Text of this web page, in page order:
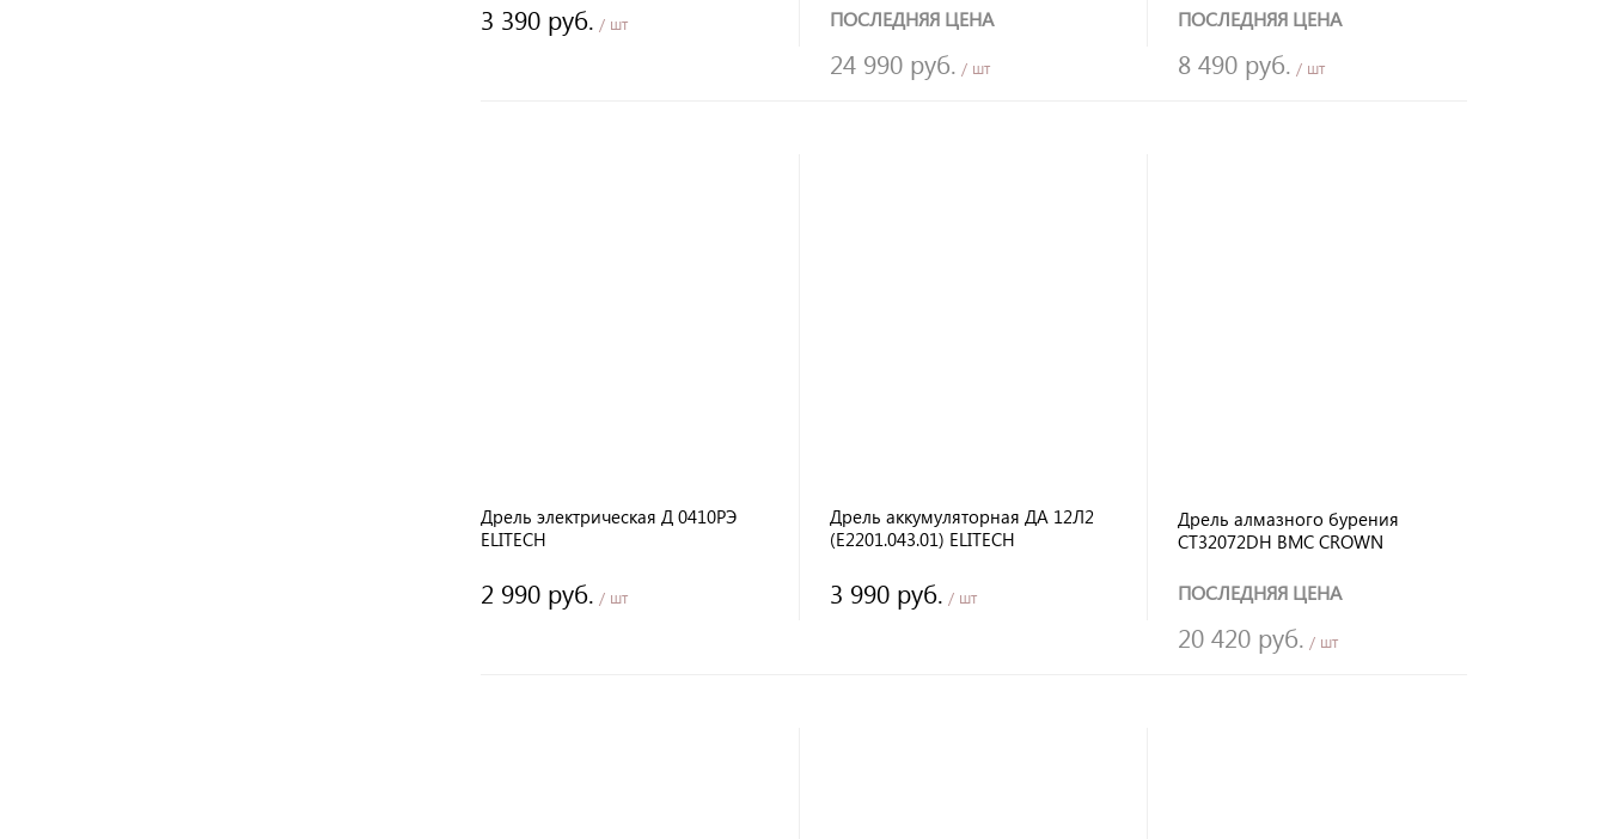
3 390 руб. / шт ПОСЛЕДНЯЯ ЦЕНА
24 990 руб. / шт
ПОСЛЕДНЯЯ ЦЕНА
8 490 руб. / шт
Дрель электрическая Д 0410РЭ
ELITECH
2 990 руб. / шт
Дрель аккумуляторная ДА 12Л2
(E2201.043.01) ELITECH
3 990 руб. / шт
Дрель алмазного бурения
CT32072DH BMC CROWN
ПОСЛЕДНЯЯ ЦЕНА
20 420 руб. / шт